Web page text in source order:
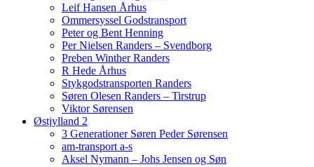
Leif Hansen Århus
Ommersyssel Godstransport
Peter og Bent Henning
Per Nielsen Randers – Svendborg
Preben Winther Randers
R Hede Århus
Stykgodstransporten Randers
Søren Olesen Randers – Tirstrup
Viktor Sørensen
Østjylland 2
3 Generationer Søren Peder Sørensen
am-transport a-s
Aksel Nymann – Johs Jensen og Søn